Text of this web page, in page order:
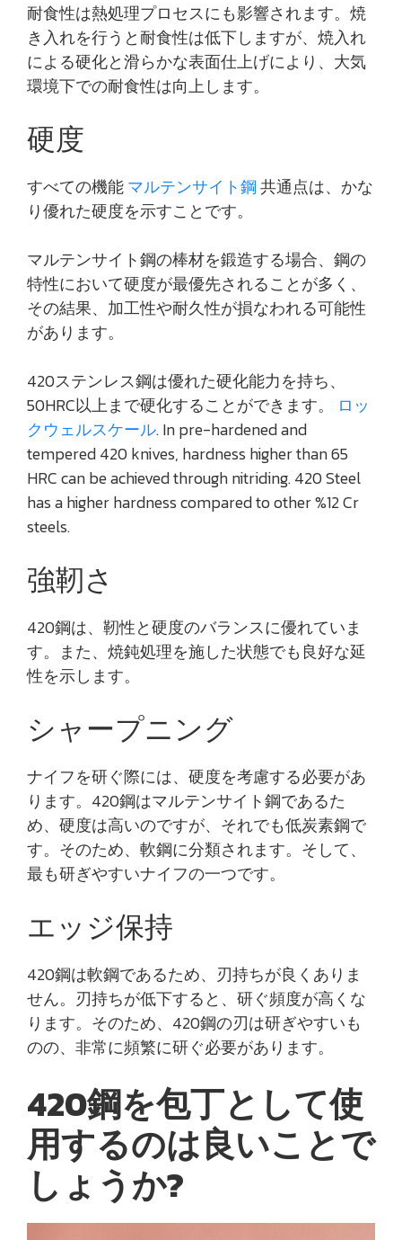
耐食性は熱処理プロセスにも影響されます。焼
き入れを行うと耐食性は低下しますが、焼入れ
による硬化と滑らかな表面仕上げにより、大気
環境下での耐食性は向上します。
硬度
すべての機能マルテンサイト鋼共通点は、かな
り優れた硬度を示すことです。
マルテンサイト鋼の棒材を鍛造する場合、鋼の
特性において硬度が最優先されることが多く、
その結果、加工性や耐久性が損なわれる可能性
があります。
420ステンレス鋼は優れた硬化能力を持ち、
50HRC以上まで硬化することができます。
ロッ
クウェルスケール. In pre-hardened and
tempered 420 knives, hardness higher than 65
HRC can be achieved through nitriding. 420 Steel
has a higher hardness compared to other %12 Cr
steels.
強靭さ
420鋼は、靭性と硬度のバランスに優れていま
す。また、焼鈍処理を施した状態でも良好な延
性を示します。
シャープニング
ナイフを研ぐ際には、硬度を考慮する必要があ
ります。420鋼はマルテンサイト鋼であるた
め、硬度は高いのですが、それでも低炭素鋼で
す。そのため、軟鋼に分類されます。そして、
最も研ぎやすいナイフの一つです。
エッジ保持
420鋼は軟鋼であるため、刃持ちが良くありま
せん。刃持ちが低下すると、研ぐ頻度が高くな
ります。そのため、420鋼の刃は研ぎやすいも
のの、非常に頻繁に研ぐ必要があります。
420鋼を包丁として使
用するのは良いことで
しょうか?